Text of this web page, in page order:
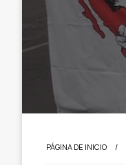
PÁGINA DE INICIO